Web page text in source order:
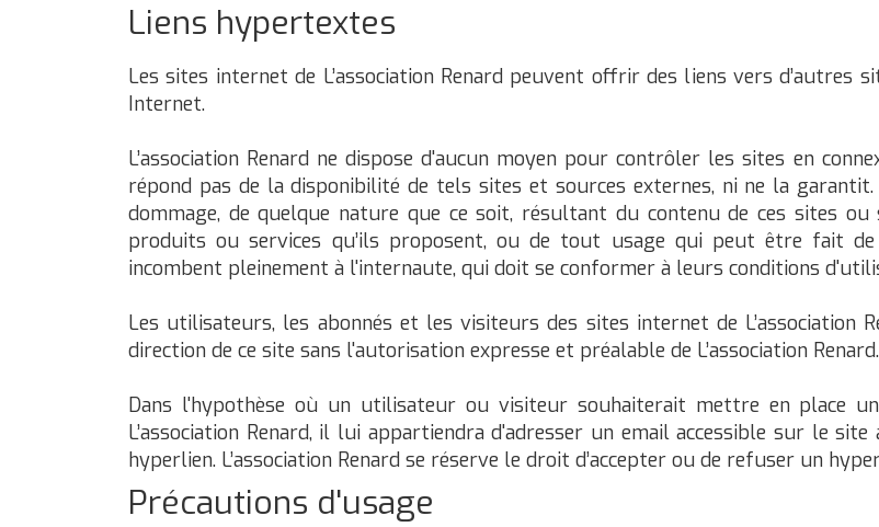
Liens hypertextes
Les sites internet de L’association Renard peuvent offrir des liens vers d’autres
Internet.
L’association Renard ne dispose d'aucun moyen pour contrôler les sites en
répond pas de la disponibilité de tels sites et sources externes, ni ne la
dommage, de quelque nature que ce soit, résultant du contenu de ces sites
produits ou services qu’ils proposent, ou de tout usage qui peut être fait
incombent pleinement à l'internaute, qui doit se conformer à leurs conditions
Les utilisateurs, les abonnés et les visiteurs des sites internet de L’association
direction de ce site sans l'autorisation expresse et préalable de L’association Renard.
Dans l'hypothèse où un utilisateur ou visiteur souhaiterait mettre en place
L’association Renard, il lui appartiendra d'adresser un email accessible sur le
hyperlien. L’association Renard se réserve le droit d’accepter ou de refuser un
Précautions d'usage